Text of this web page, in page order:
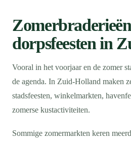
dorpsfeesten in
Vooral in het voorjaar en de zomer
de agenda. In Zuid-Holland maken
stadsfeesten, winkelmarkten,
zomerse kustactiviteiten.
Sommige zomermarkten keren